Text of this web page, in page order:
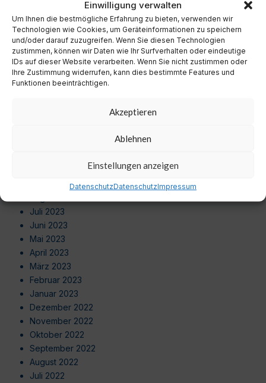
Einwilligung verwalten
Um Ihnen die bestmögliche Erfahrung zu bieten, verwenden wir
Technologien wie Cookies, um Geräteinformationen zu speichern
und/oder darauf zuzugreifen. Wenn Sie diesen Technologien
zustimmen, können wir Daten wie Ihr Surfverhalten oder eindeutige
IDs auf dieser Website verarbeiten. Wenn Sie nicht zustimmen oder
Ihre Zustimmung widerrufen, kann dies bestimmte Features und
Funktionen beeinträchtigen.
Akzeptieren
Ablehnen
Einstellungen anzeigen
DatenschutzDatenschutzImpressum
September 2024
August 2024
Juli 2024
Juni 2024
Mai 2024
April 2024
September 2023
Juli 2023
Juni 2023
Mai 2023
April 2023
März 2023
Februar 2023
Januar 2023
Dezember 2022
November 2022
Oktober 2022
September 2022
August 2022
Juli 2022